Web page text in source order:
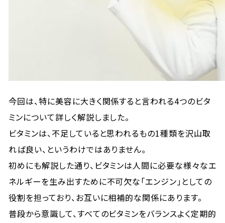
今回は、特に美容に大きく関係すると言われる4つのビタ
ミンについて詳しく解説しました。
ビタミンは、不足していると思われるもの1種類を沢山取
れば良い、というわけではありません。
初めにも解説した通り、ビタミンは人間に必要な様々なエ
ネルギーを生み出すために不可欠な「エンジン」としての
役割を担っており、お互いに相補的な関係にあります。
普段から意識して、すべてのビタミンをバランスよく定期的